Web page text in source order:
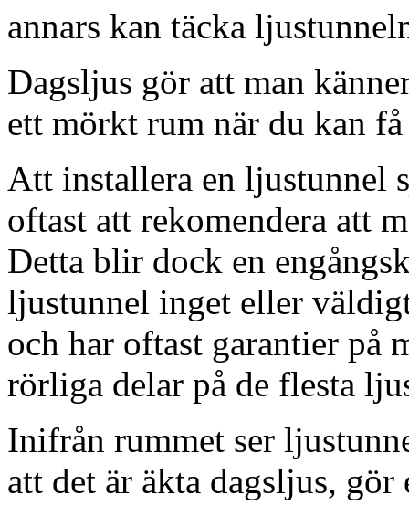
annars kan täcka
Dagsljus gör att man
ett mörkt rum när du kan
Att installera en ljustunnel
oftast att rekomendera att
Detta blir dock en
ljustunnel inget eller
och har oftast garantier på
rörliga delar på de flesta
Inifrån rummet ser
att det är äkta dagsljus,